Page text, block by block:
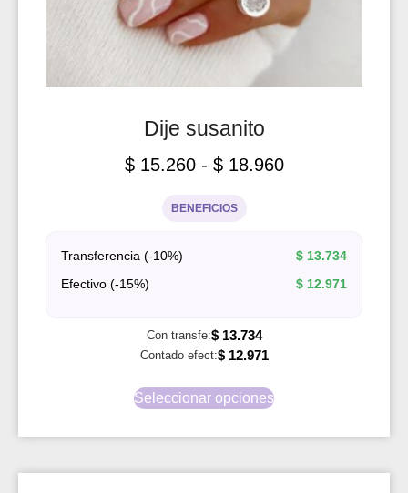
Dije susanito
$15.260 - $18.960
BENEFICIOS
Transferencia (-10%) $ 13.734
Efectivo (-15%)
$ 12.971
Con transfe:$13.734
Contado efect:$12.971
Seleccionar opciones